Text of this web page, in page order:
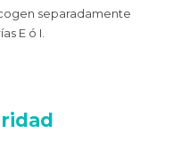
separadamente
E ó I.